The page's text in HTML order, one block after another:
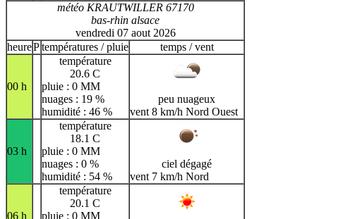
météo KRAUTWILLER 67170
bas-rhin alsace
vendredi 07 aout 2026
heurePtempératures / pluie temps / vent
00 h
température
20.6 C
pluie : 0 MM
nuages : 19 %
humidité : 46 %
peu nuageux
vent 8 km/h Nord Ouest
03 h
température
18.1 C
pluie : 0 MM
nuages : 0 %
humidité : 54 %
ciel dégagé
vent 7 km/h Nord
06 h
température
20.1 C
pluie : 0 MM